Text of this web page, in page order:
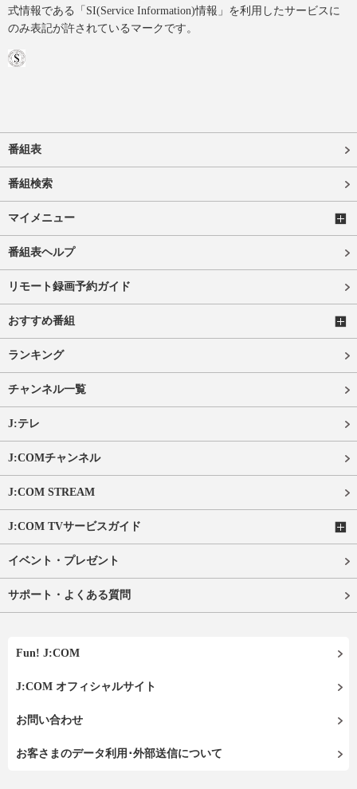
式情報である「SI(Service Information)情報」を利用したサービスに
のみ表記が許されているマークです。
番組表
番組検索
マイメニュー
番組表ヘルプ
リモート録画予約ガイド
おすすめ番組
ランキング
チャンネル一覧
J:テレ
J:COMチャンネル
J:COM STREAM
J:COM TVサービスガイド
イベント・プレゼント
サポート・よくある質問
Fun! J:COM
J:COM オフィシャルサイト
お問い合わせ
お客さまのデータ利用･外部送信について